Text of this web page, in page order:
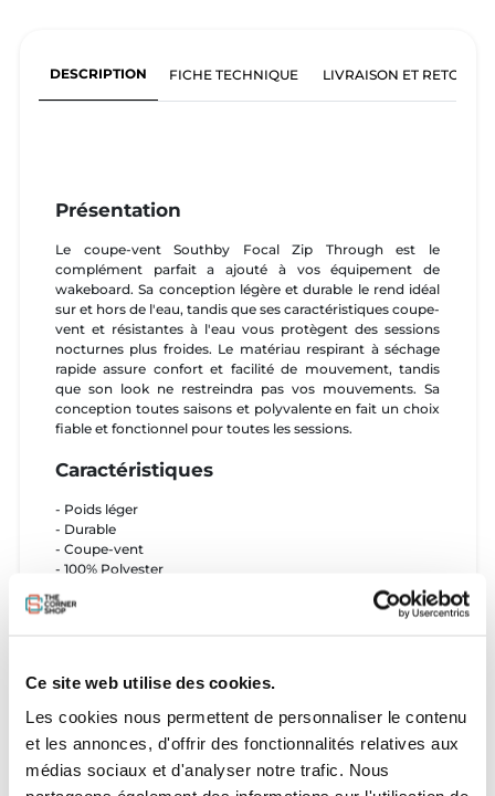
Ce site web utilise des cookies.
Les cookies nous permettent de personnaliser le contenu
et les annonces, d'offrir des fonctionnalités relatives aux
médias sociaux et d'analyser notre trafic. Nous
DESCRIPTION FICHE TECHNIQUE LIVRAISON ET RETOURS
Présentation
Le coupe-vent Southby Focal Zip Through est le
complément parfait a ajouté à vos équipement de
wakeboard. Sa conception légère et durable le rend idéal
sur et hors de l'eau, tandis que ses caractéristiques coupe-
vent et résistantes à l'eau vous protègent des sessions
nocturnes plus froides. Le matériau respirant à séchage
rapide assure confort et facilité de mouvement, tandis
que son look ne restreindra pas vos mouvements. Sa
conception toutes saisons et polyvalente en fait un choix
fiable et fonctionnel pour toutes les sessions.
Caractéristiques
- Poids léger
- Durable
- Coupe-vent
- 100% Polyester
- Bascule élastique
- Poches à double angle
Tailles
- Taille petit, nous vous recommandons de prendre la